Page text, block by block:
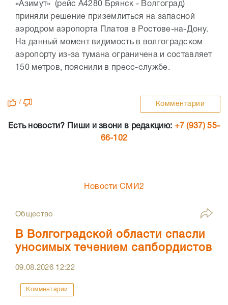
«Азимут» (рейс А4280 Брянск - Волгоград)
приняли решение приземлиться на запасной
аэродром аэропорта Платов в Ростове-на-Дону.
На данный момент видимость в волгоградском
аэропорту из-за тумана ограничена и составляет
150 метров, пояснили в пресс-службе.
/ Комментарии
Есть новости? Пиши и звони в редакцию: +7 (937) 55-
66-102
Новости СМИ2
Общество
В Волгоградской области спасли
уносимых течением сапбордистов
09.08.2026 12:22
Комментарии